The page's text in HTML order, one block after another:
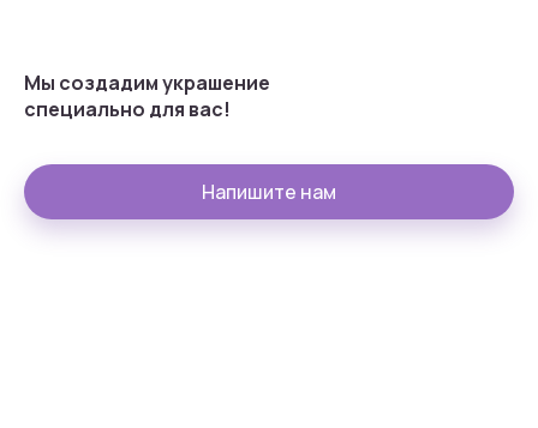
Мы создадим украшение
специально для вас!
Напишите нам